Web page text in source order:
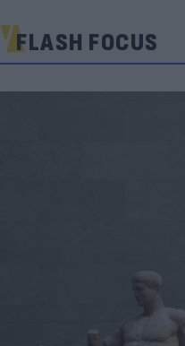
FLASH FOCUS